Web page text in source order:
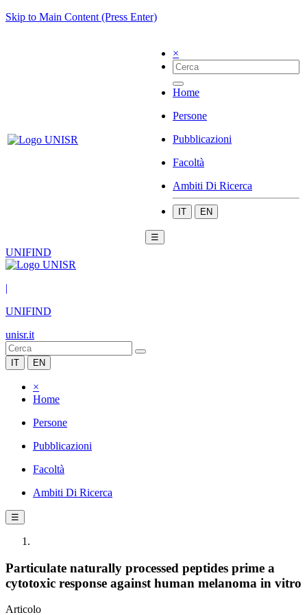
Skip to Main Content (Press Enter)
×
Home
Persone
Pubblicazioni
Facoltà
Ambiti Di Ricerca
IT EN
☰
UNIFIND
|
UNIFIND
unisr.it
IT EN
×
Home
Persone
Pubblicazioni
Facoltà
Ambiti Di Ricerca
☰
Particulate naturally processed peptides prime a
cytotoxic response against human melanoma in vitro
Articolo